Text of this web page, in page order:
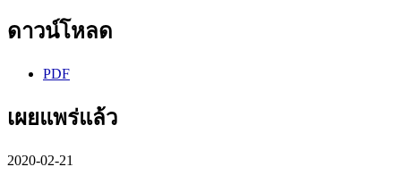
ดาวน์โหลด
PDF
เผยแพร่แล้ว
2020-02-21